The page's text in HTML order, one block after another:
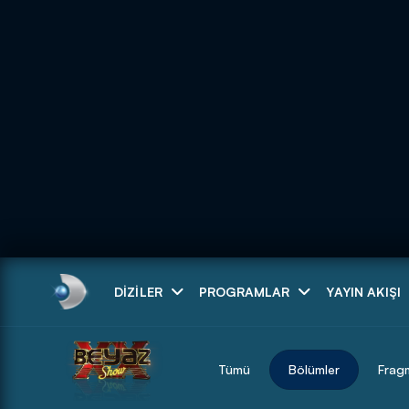
DIZILER PROGRAMLAR YAYIN AKIŞI
ARAMA SONUÇLARI
Tümü Bölümler